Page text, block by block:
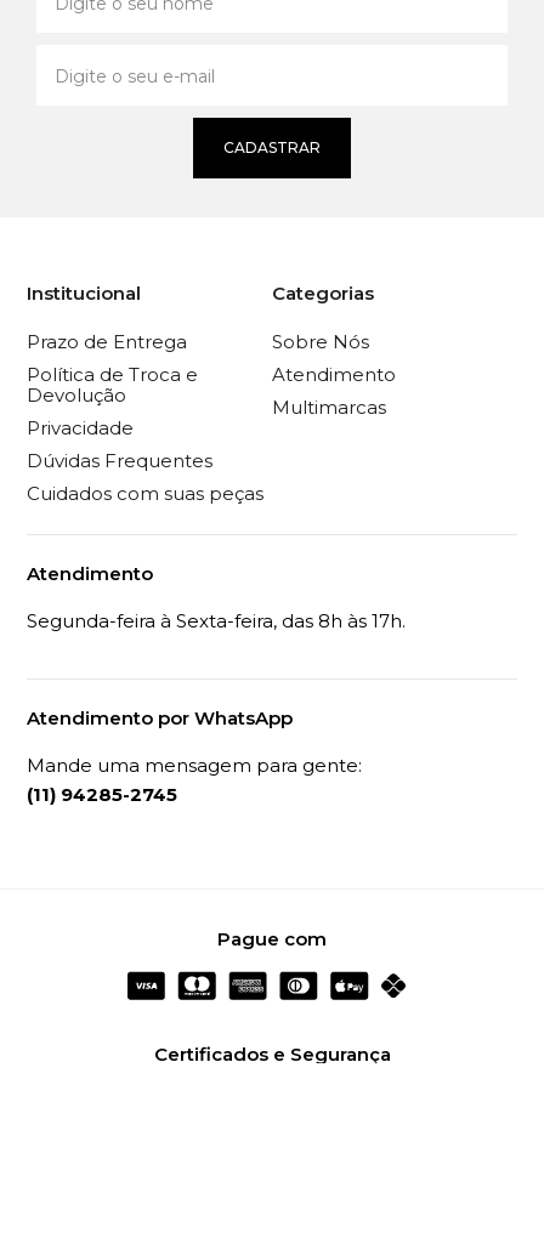
CADASTRAR
Institucional
Prazo de Entrega
Política de Troca e
Devolução
Privacidade
Dúvidas Frequentes
Cuidados com suas peças
Categorias
Sobre Nós
Atendimento
Multimarcas
Atendimento
Segunda-feira à Sexta-feira, das 8h às 17h.
Atendimento por WhatsApp
Mande uma mensagem para gente:
(11) 94285-2745
Pague com
Certificados e Segurança